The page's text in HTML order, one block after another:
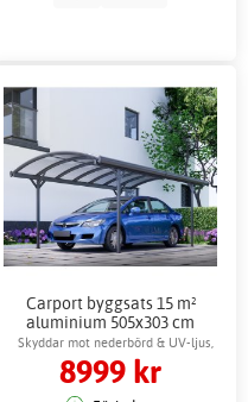
Carport byggsats 15 m²
aluminium 505x303 cm
kanalplasttak
Skyddar mot nederbörd & UV-ljus,
enkel montering
8999 kr